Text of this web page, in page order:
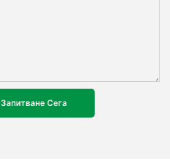
Сега